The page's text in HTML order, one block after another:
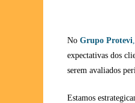
No Grupo Protevi,
expectativas dos
serem avaliados
Estamos